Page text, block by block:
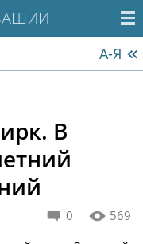
А-Я
В
0 569